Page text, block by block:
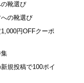
靴選び
の靴選び
円OFFクーポ
規投稿で100ポイ